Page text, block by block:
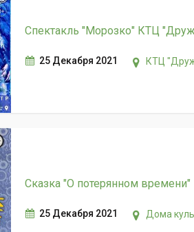
Спектакль "Морозко" КТЦ
25 Декабря 2021 КТЦ
Сказка "О потерянном времени"
25 Декабря 2021 Дома